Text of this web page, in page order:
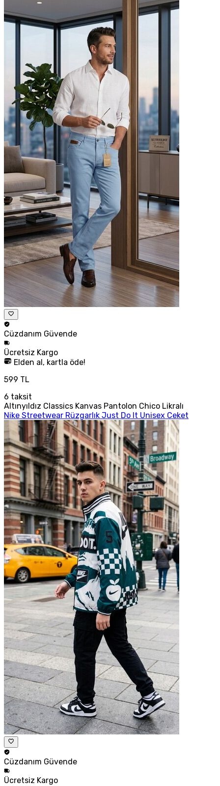
Cüzdanım Güvende
Ücretsiz Kargo
Elden al, kartla öde!
599 TL
6 taksit
Altınyıldız Classics Kanvas Pantolon Chico Likralı
Nike Streetwear Rüzgarlık Just Do It Unisex Ceket
Cüzdanım Güvende
Ücretsiz Kargo